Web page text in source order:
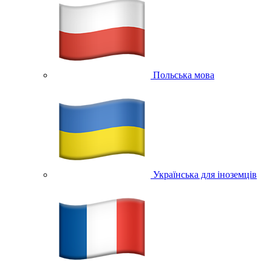
Польська мова
Українська для іноземців